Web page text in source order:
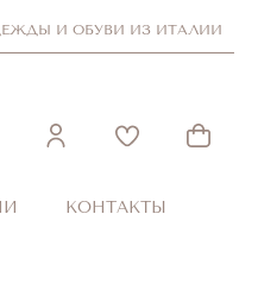
И ОБУВИ ИЗ ИТАЛИИ
КОНТАКТЫ